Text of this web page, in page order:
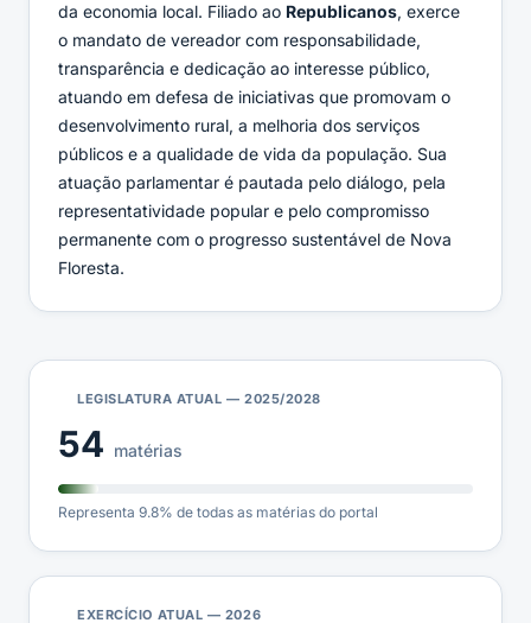
da economia local. Filiado ao Republicanos, exerce
o mandato de vereador com responsabilidade,
transparência e dedicação ao interesse público,
atuando em defesa de iniciativas que promovam o
desenvolvimento rural, a melhoria dos serviços
públicos e a qualidade de vida da população. Sua
atuação parlamentar é pautada pelo diálogo, pela
representatividade popular e pelo compromisso
permanente com o progresso sustentável de Nova
Floresta.
LEGISLATURA ATUAL — 2025/2028
54 matérias
Representa 9.8% de todas as matérias do portal
EXERCÍCIO ATUAL — 2026